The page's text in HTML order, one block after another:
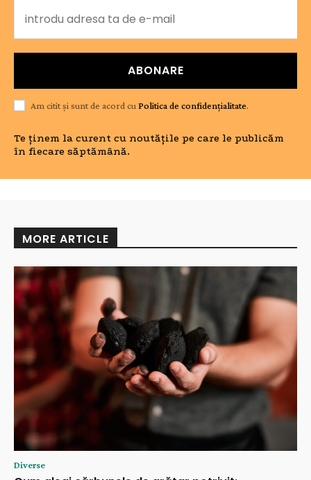
ABONARE
Am citit și sunt de acord cu Politica de confidențialitate.
Te ținem la curent cu noutățile pe care le publicăm
în fiecare săptămână.
MORE ARTICLE
Diverse